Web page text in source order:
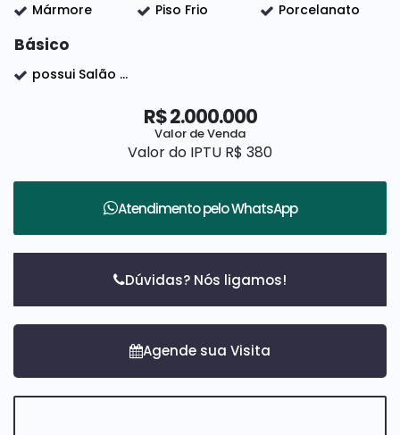
escritório
Uma casa moderna, completa e pronta para morar!
Mármore Piso Frio Porcelanato
Básico
possui Salão de festas, Quadra Poliesportiva, Quadra Tênis, Quadra Beach Tênis, playGround, Academia Equipada, churrasqueira, campo futebol e Portaria 24 hs.
R$2.000.000
Valor de Venda
Valor do IPTU R$ 380
Atendimento peloWhatsApp
Dúvidas? Nós ligamos!